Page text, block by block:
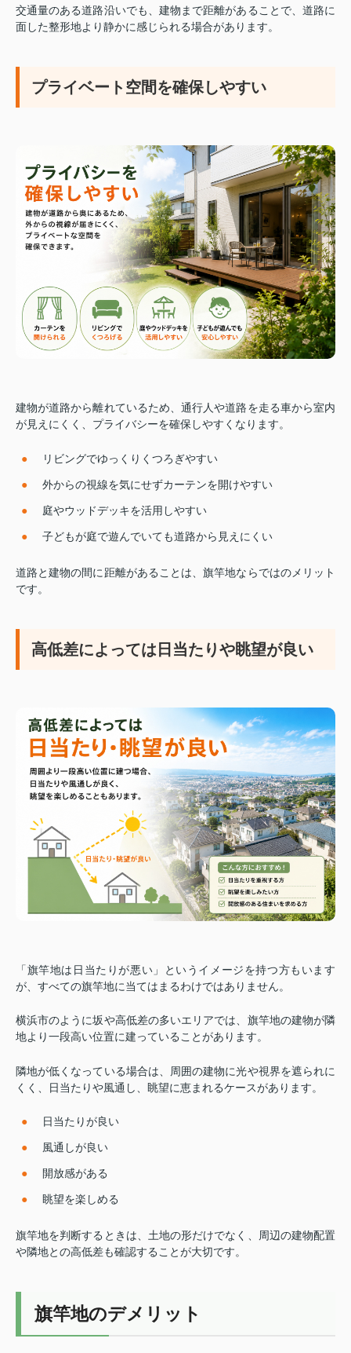
交通量のある道路沿いでも、建物まで距離があることで、道路に
面した整形地より静かに感じられる場合があります。
プライベート空間を確保しやすい
建物が道路から離れているため、通行人や道路を走る車から室内
が見えにくく、プライバシーを確保しやすくなります。
リビングでゆっくりくつろぎやすい
外からの視線を気にせずカーテンを開けやすい
庭やウッドデッキを活用しやすい
子どもが庭で遊んでいても道路から見えにくい
道路と建物の間に距離があることは、旗竿地ならではのメリット
です。
高低差によっては日当たりや眺望が良い
「旗竿地は日当たりが悪い」というイメージを持つ方もいます
が、すべての旗竿地に当てはまるわけではありません。
横浜市のように坂や高低差の多いエリアでは、旗竿地の建物が隣
地より一段高い位置に建っていることがあります。
隣地が低くなっている場合は、周囲の建物に光や視界を遮られに
くく、日当たりや風通し、眺望に恵まれるケースがあります。
日当たりが良い
風通しが良い
開放感がある
眺望を楽しめる
旗竿地を判断するときは、土地の形だけでなく、周辺の建物配置
や隣地との高低差も確認することが大切です。
旗竿地のデメリット